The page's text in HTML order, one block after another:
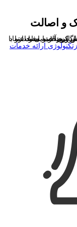
و اصالت